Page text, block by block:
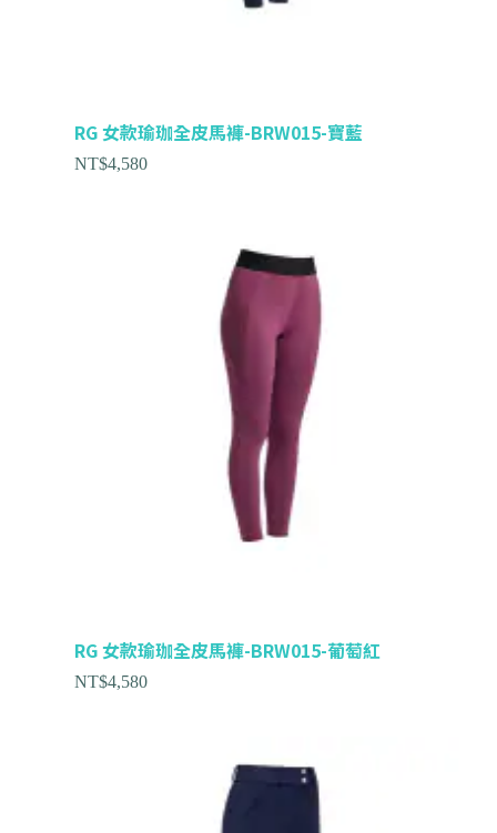
RG 女款瑜珈全皮馬褲-BRW015-寶藍
NT$4,580
RG 女款瑜珈全皮馬褲-BRW015-葡萄紅
NT$4,580